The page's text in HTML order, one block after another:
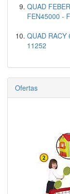
QUAD
FEN45000 -
QUAD RACY
11252
Ofertas